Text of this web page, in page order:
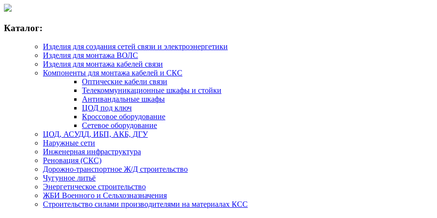
Каталог:
Изделия для создания сетей связи и электроэнергетики
Изделия для монтажа ВОЛС
Изделия для монтажа кабелей связи
Компоненты для монтажа кабелей и СКС
Оптические кабели связи
Телекоммуникационные шкафы и стойки
Антивандальные шкафы
ЦОД под ключ
Кроссовое оборудование
Сетевое оборудование
ЦОД, АСУДД, ИБП, АКБ, ДГУ
Наружные сети
Инженерная инфраструктура
Реновация (СКС)
Дорожно-транспортное Ж/Д строительство
Чугунное литьё
Энергетическое строительство
ЖБИ Военного и Сельхозназначения
Строительство силами производителями на материалах КСС